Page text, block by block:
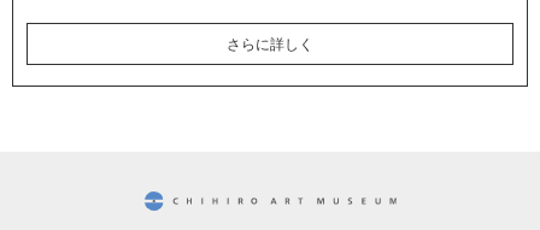
さらに詳しく